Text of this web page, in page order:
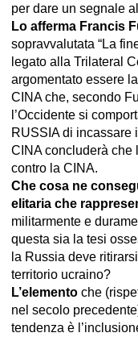
per dare un segnale
Lo afferma Francis
sopravvalutata “La
legato alla Trilateral
argomentato essere
CINA che, secondo
l’Occidente si
RUSSIA di incassare
CINA concluderà che
contro la CINA.
Che cosa ne
elitaria che
militarmente e
questa sia la tesi
la Russia deve
territorio ucraino?
L’elemento che
nel secolo
tendenza è